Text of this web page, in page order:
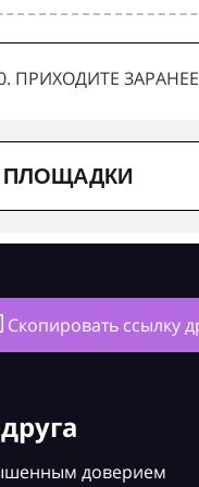
ПРИХОДИТЕ ЗАРАНЕЕ
Скопировать ссылку
доверием